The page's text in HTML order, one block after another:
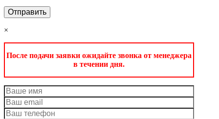
×
После подачи заявки ожидайте звонка от менеджера
в течении дня.